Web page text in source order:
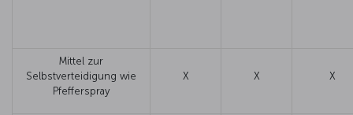
Mittel zur
Selbstverteidigung wie
Pfefferspray
X X X